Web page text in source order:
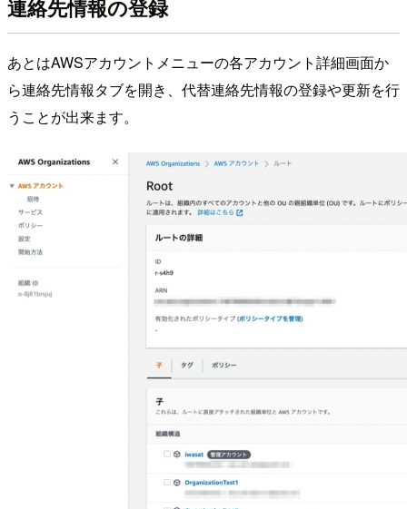
連絡先情報の登録
あとはAWSアカウントメニューの各アカウント詳細画面か
ら連絡先情報タブを開き、代替連絡先情報の登録や更新を行
うことが出来ます。